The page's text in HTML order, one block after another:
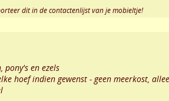
dit in de contactenlijst van je mobieltje!
en ezels
hoef indien gewenst - geen meerkost,